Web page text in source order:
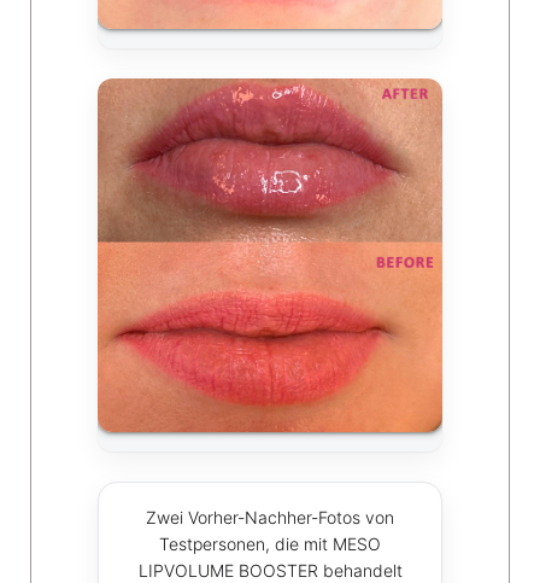
Zwei Vorher-Nachher-Fotos von
Testpersonen, die mit MESO
LIPVOLUME BOOSTER behandelt